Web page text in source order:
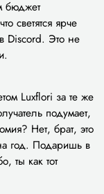
бюджет
светятся ярче
Discord. Это не
Luxflori за те же
подумает,
Нет, брат, это
год. Подаришь в
ты как тот